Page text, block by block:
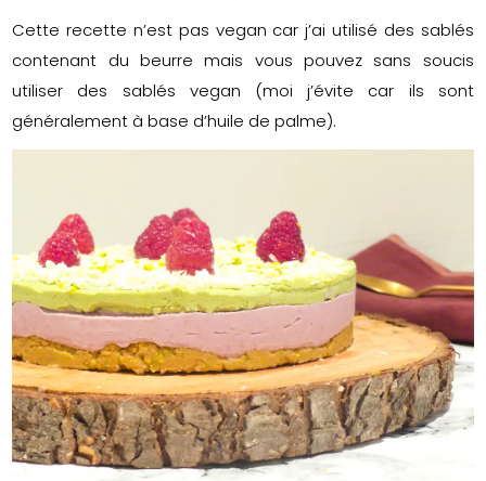
Cette recette n’est pas vegan car j’ai utilisé des sablés
contenant du beurre mais vous pouvez sans soucis
utiliser des sablés vegan (moi j’évite car ils sont
généralement à base d’huile de palme).